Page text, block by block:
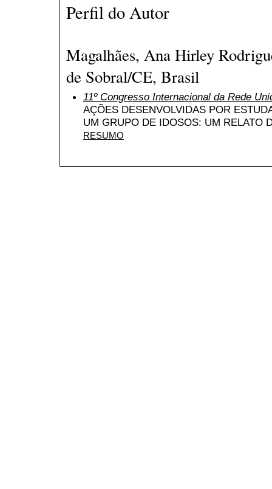
Perfil do Autor
Magalhães, Ana Hirley
de Sobral/CE, Brasil
11º Congresso Internacional da Rede
AÇÕES DESENVOLVIDAS POR
UM GRUPO DE IDOSOS: UM RELATO
RESUMO